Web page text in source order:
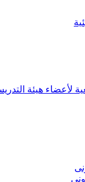
لأعضاء هيئة